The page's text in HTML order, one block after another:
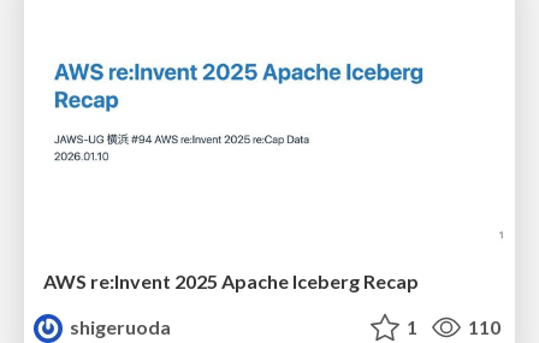
AWS re:Invent 2025 Apache Iceberg Recap
shigeruoda
1 110